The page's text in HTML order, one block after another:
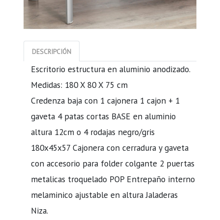
DESCRIPCIÓN
Escritorio estructura en aluminio anodizado.
Medidas: 180 X 80 X 75 cm
Credenza baja con 1 cajonera 1 cajon + 1
gaveta 4 patas cortas BASE en aluminio
altura 12cm o 4 rodajas negro/gris
180x45x57 Cajonera con cerradura y gaveta
con accesorio para folder colgante 2 puertas
metalicas troquelado POP Entrepaño interno
melaminico ajustable en altura Jaladeras
Niza.